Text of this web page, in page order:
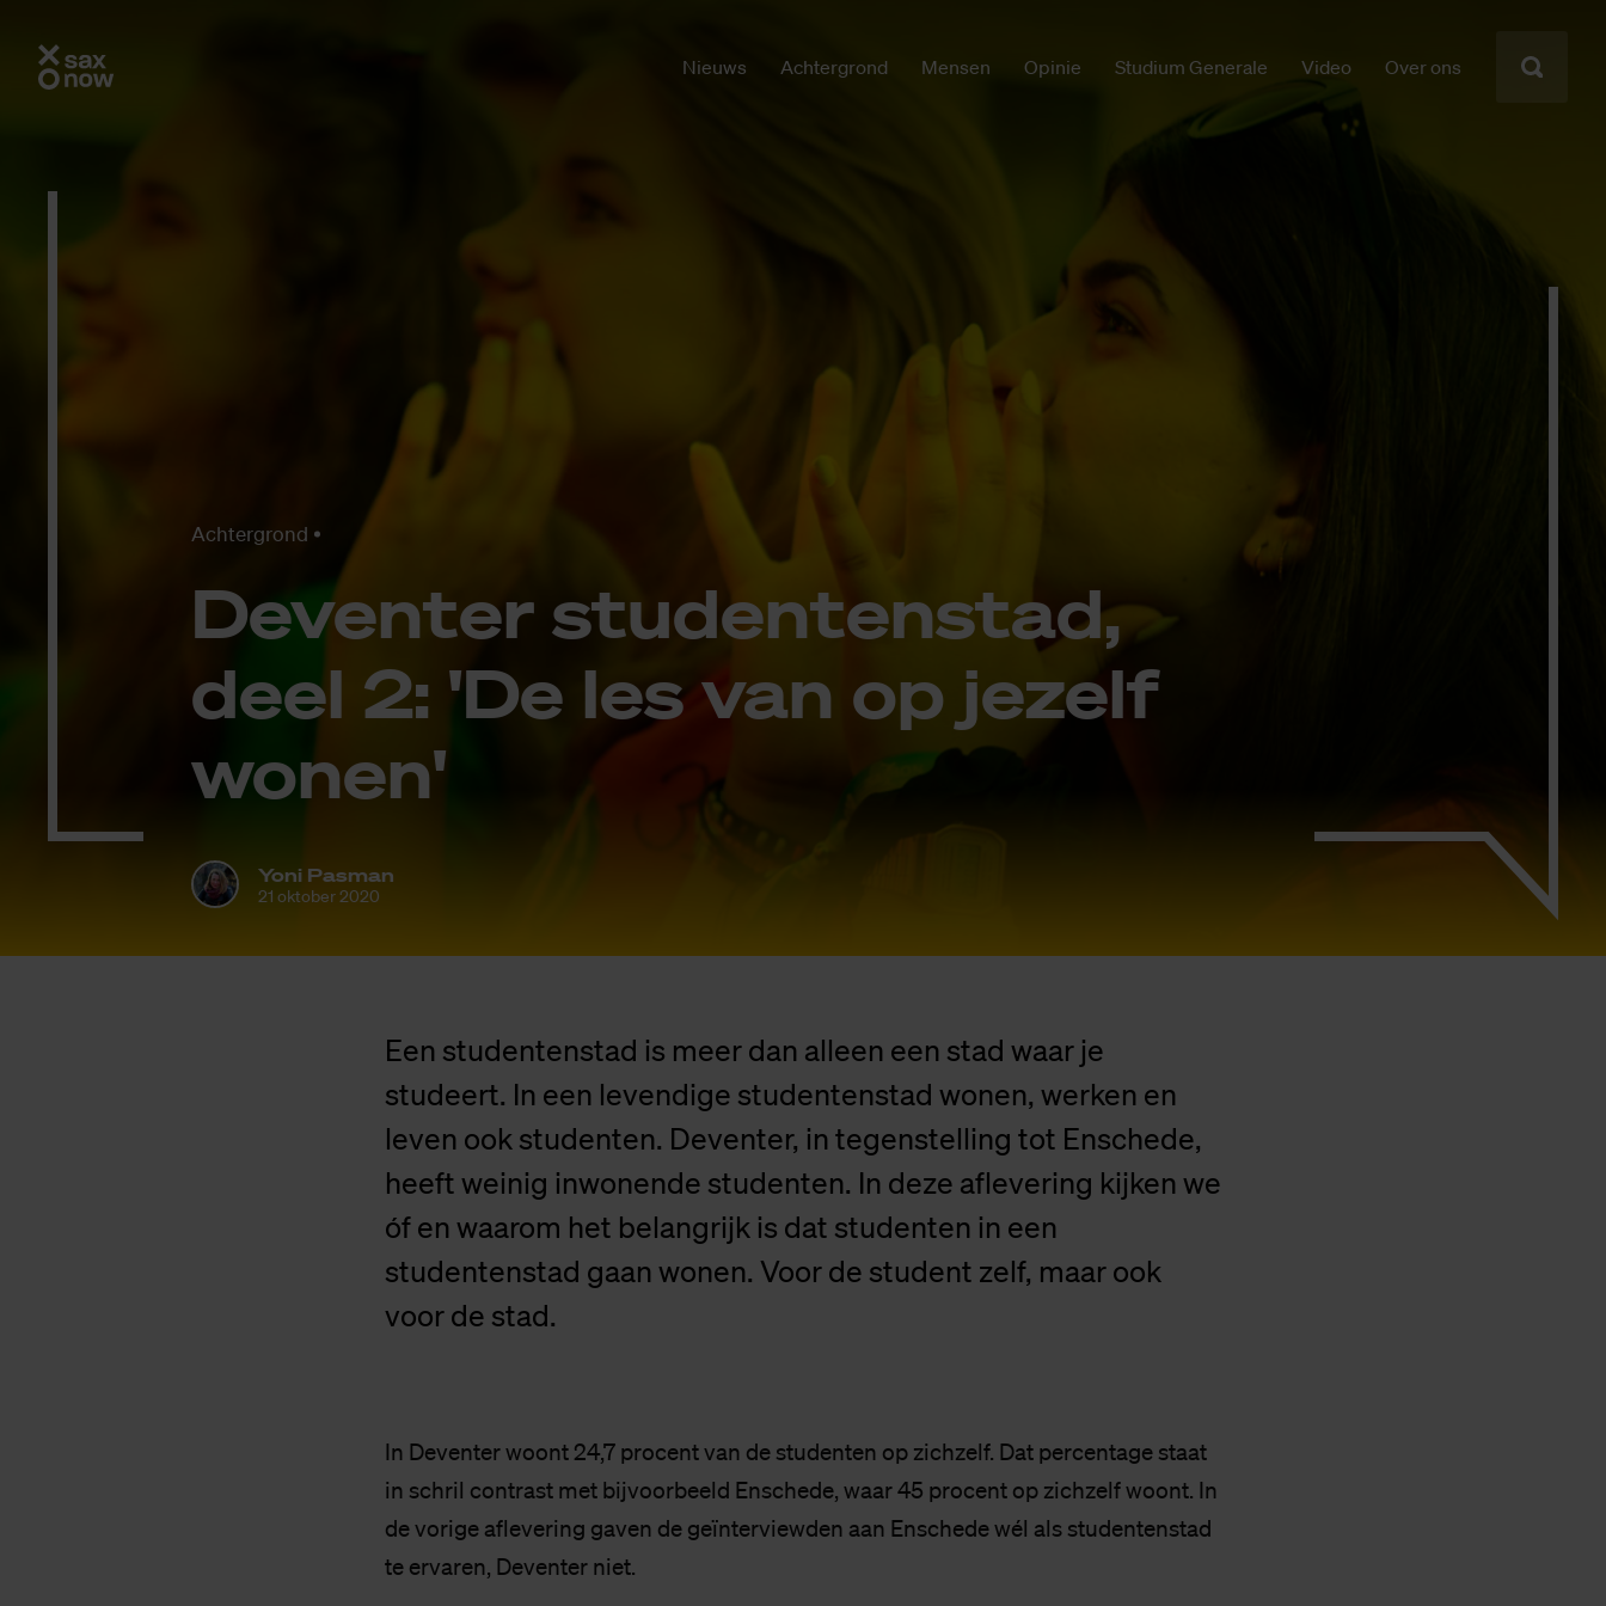
Nieuws Achtergrond Mensen Opinie Studium Generale Video Over ons
Achtergrond
De­ven­ter stu­den­ten­stad,
deel 2: 'De les van op je­zelf
wo­nen'
Yoni Pasman
21 oktober 2020
Een studentenstad is meer dan alleen een stad waar je
studeert. In een levendige studentenstad wonen, werken en
leven ook studenten. Deventer, in tegenstelling tot Enschede,
heeft weinig inwonende studenten. In deze aflevering kijken we
óf en waarom het belangrijk is dat studenten in een
studentenstad gaan wonen. Voor de student zelf, maar ook
voor de stad.
In Deventer woont 24,7 procent van de studenten op zichzelf. Dat percentage staat
in schril contrast met bijvoorbeeld Enschede, waar 45 procent op zichzelf woont. In
de vorige aflevering gaven de geïnterviewden aan Enschede wél als studentenstad
te ervaren, Deventer niet.